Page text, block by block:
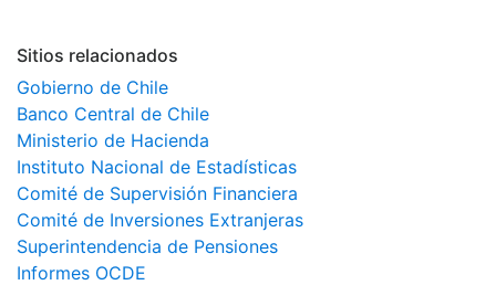
Sitios relacionados
Gobierno de Chile
Banco Central de Chile
Ministerio de Hacienda
Instituto Nacional de Estadísticas
Comité de Supervisión Financiera
Comité de Inversiones Extranjeras
Superintendencia de Pensiones
Informes OCDE